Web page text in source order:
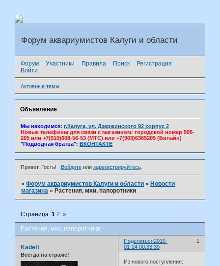
Форум аквариумистов Калуги и области
Форум Участники Правила Поиск
Регистрация
Войти
Активные темы
Объявление
Мы находимся: г.Калуга, ул. Дзержинского 92 корпус 2
Новые телефоны для связи с магазином: городской номер 595-
205 или +7(910)608-56-53 (МТС) или +7(903)6365205 (Билайн)
"Подводная братва": ВКОНТАКТЕ
Привет, Гость! Войдитеили зарегистрируйтесь.
»Форум аквариумистов Калуги и области » Новости
магазина » Растения, мхи, папоротники
Растения, мхи, папоротники
Страница:1 2 »
Поделиться 1
2010-
01-24 00:33:39
Kadett
Всегда на страже!
Из нового поступления: